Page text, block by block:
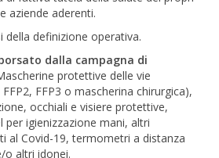
aziende aderenti.
della definizione operativa.
dalla campagna di
protettive delle vie
FFP3 o mascherina chirurgica),
occhiali e visiere protettive,
per igienizzazione mani, altri
al Covid-19, termometri a distanza
altri idonei.